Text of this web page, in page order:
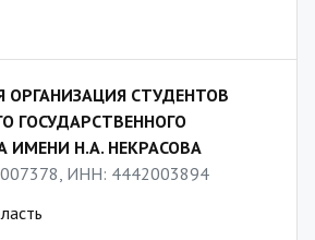
СТУДЕНТОВ
ГОСУДАРСТВЕННОГО
ИМЕНИ Н.А. НЕКРАСОВА
ИНН: 4442003894